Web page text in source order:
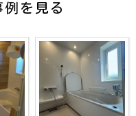
を見る